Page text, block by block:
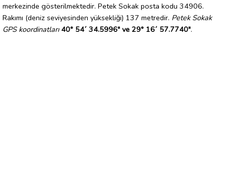
merkezinde gösterilmektedir. Petek Sokak posta kodu 34906.
Rakımı (deniz seviyesinden yüksekliği) 137 metredir. Petek Sokak
GPS koordinatları 40° 54´ 34.5996" ve 29° 16´ 57.7740".